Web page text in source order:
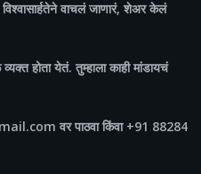
वाचलं जाणारं, शेअर केलं
होता येतं. तुम्हाला काही मांडायचं
वर पाठवा किंवा +91 88284